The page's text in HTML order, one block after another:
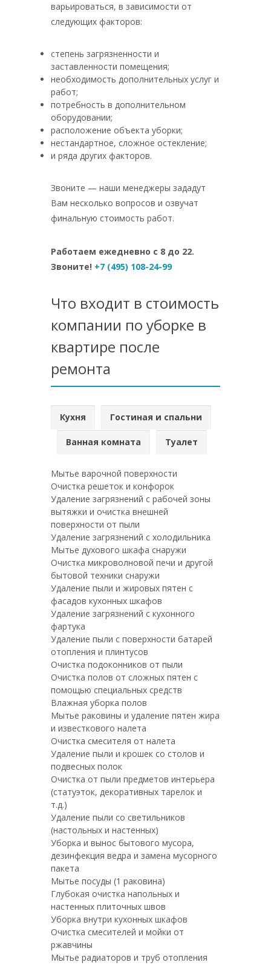
варьироваться, в зависимости от
следующих факторов:
степень загрязненности и
заставленности помещения;
необходимость дополнительных услуг и
работ;
потребность в дополнительном
оборудовании;
расположение объекта уборки;
нестандартное, сложное остекление;
и ряда других факторов.
Звоните — наши менеджеры зададут
Вам несколько вопросов и озвучат
финальную стоимость работ.
Работаем ежедневно с 8 до 22.
Звоните! +7 (495) 108-24-99
Что входит в стоимость
компании по уборке в
квартире после
ремонта
Кухня Гостиная и спальни
Ванная комната Туалет
Мытье варочной поверхности
Очистка решеток и конфорок
Удаление загрязнений с рабочей зоны
вытяжки и очистка внешней
поверхности от пыли
Удаление загрязнений с холодильника
Мытье духового шкафа снаружи
Очистка микроволновой печи и другой
бытовой техники снаружи
Удаление пыли и жировых пятен с
фасадов кухонных шкафов
Удаление загрязнений с кухонного
фартука
Удаление пыли с поверхности батарей
отопления и плинтусов
Очистка подоконников от пыли
Очистка полов от сложных пятен с
помощью специальных средств
Влажная уборка полов
Мытье раковины и удаление пятен жира
и известкового налета
Очистка смесителя от налета
Удаление пыли и крошек со столов и
подвесных полок
Очистка от пыли предметов интерьера
(статуэток, декоративных тарелок и
т.д.)
Удаление пыли со светильников
(настольных и настенных)
Уборка и вынос бытового мусора,
дезинфекция ведра и замена мусорного
пакета
Мытье посуды (1 раковина)
Глубокая очистка напольных и
настенных плиточных швов
Уборка внутри кухонных шкафов
Очистка смесителей и мойки от
ржавчины
Мытье радиаторов и труб отопления